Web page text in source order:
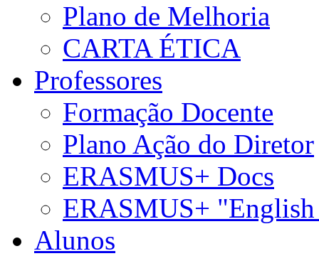
Plano de Melhoria
CARTA ÉTICA
Professores
Formação Docente
Plano Ação do Diretor
ERASMUS+ Docs
ERASMUS+
Alunos